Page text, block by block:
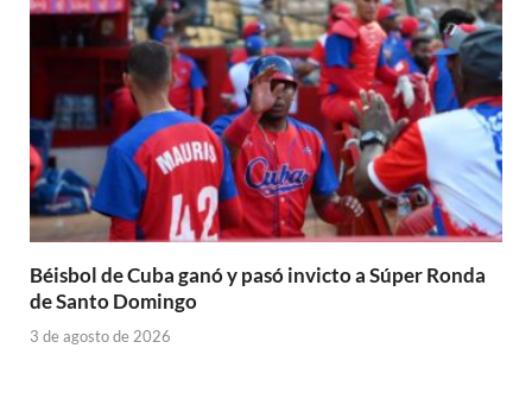
Béisbol de Cuba ganó y pasó invicto a Súper Ronda
de Santo Domingo
3 de agosto de 2026